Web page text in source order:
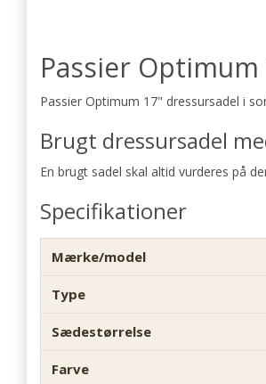
Passier
Passier Optimum 17" dressursadel i
Brugt dressursadel
En brugt sadel skal altid vurderes på
Specifikationer
Mærke/model
Type
Sædestørrelse
Farve